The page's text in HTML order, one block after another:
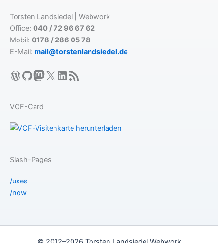
Torsten Landsiedel | Webwork
Office: 040 / 72 96 67 62
Mobil: 0178 / 286 05 78
E-Mail: mail@torstenlandsiedel.de
WordPress
GitHub
Mastodon
X LinkedIn
RSS-Feed
VCF-Card
Slash-Pages
/uses
/now